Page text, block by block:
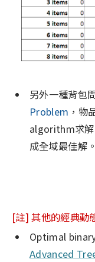
另外一種背包
Problem ，物
algorithm求解
成全域最佳解。
[註] 其他的經典動
Optimal
Advanced